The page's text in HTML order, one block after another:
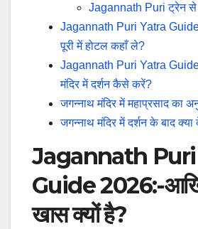
Jagannath Puri ट्रेन
Jagannath Puri Yatra
पूरी में होटल कहाँ ले?
Jagannath Puri Yatra
मंदिर में दर्शन कैसे करें?
जगन्नाथ मंदिर में महाप्रसाद का
जगन्नाथ मंदिर में दर्शन के बाद
Jagannath Puri
Guide 2026:-
खास क्यों है?